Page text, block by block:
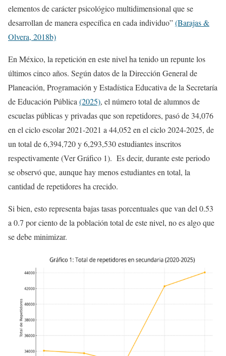
elementos de carácter psicológico multidimensional que se
desarrollan de manera específica en cada individuo”(Barajas &
Olvera, 2018b)
En México, la repetición en este nivel ha tenido un repunte los
últimos cinco años. Según datos de la Dirección General de
Planeación, Programación y Estadística Educativa de la Secretaría
de Educación Pública (2025), el número total de alumnos de
escuelas públicas y privadas que son repetidores, pasó de 34,076
en el ciclo escolar 2021-2021 a 44,052 en el ciclo 2024-2025, de
un total de 6,394,720 y 6,293,530 estudiantes inscritos
respectivamente (Ver Gráfico 1). Es decir, durante este periodo
se observó que, aunque hay menos estudiantes en total, la
cantidad de repetidores ha crecido.
Si bien, esto representa bajas tasas porcentuales que van del 0.53
a 0.7 por ciento de la población total de este nivel, no es algo que
se debe minimizar.